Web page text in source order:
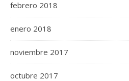
febrero 2018
enero 2018
noviembre 2017
octubre 2017